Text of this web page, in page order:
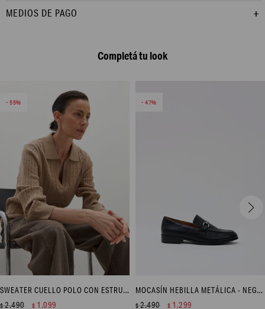
MEDIOS DE PAGO
Completá tu look
55
SWEATER CUELLO POLO CON ESTRUCTURAS - TOSTADO MELANGE
$2.490 $ 1.099
47
MOCASÍN HEBILLA METÁLICA - NEGRO
$2.490 $ 1.299